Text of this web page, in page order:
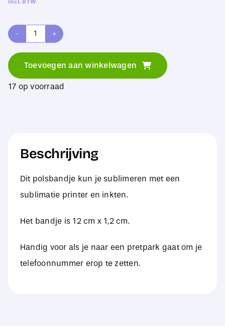
Incl. BTW
Sublimatie
aantal
Toevoegen aan winkelwagen
17 op voorraad
Beschrijving
Dit polsbandje kun je sublimeren met een
sublimatie printer en inkten.
Het bandje is 12 cm x 1,2 cm.
Handig voor als je naar een pretpark gaat om je
telefoonnummer erop te zetten.